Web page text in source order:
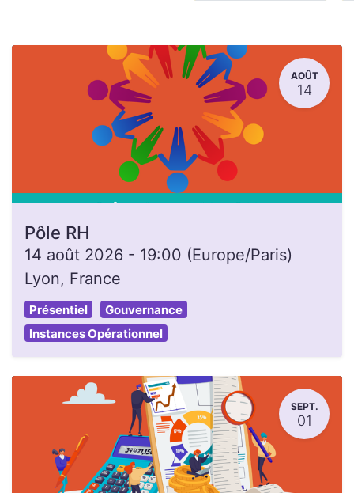
AOÛT
14
Pôle RH
14 août 2026 - 19:00 (Europe/Paris)
Lyon, France
Présentiel
Gouvernance
Instances Opérationnel
SEPT.
01